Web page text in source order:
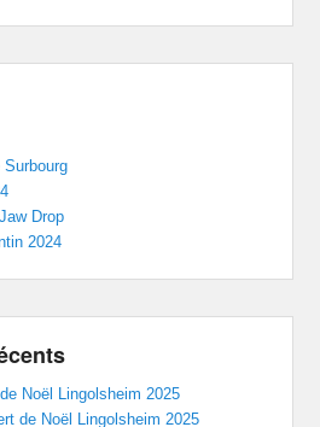
Drop
2024
Noël Lingolsheim 2025
de Noël Lingolsheim 2025